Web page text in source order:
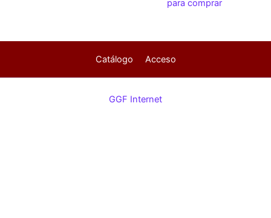
para comprar
Catálogo Acceso
GGF Internet